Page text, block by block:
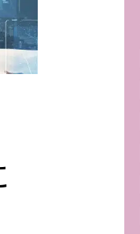
過去の芸能等活動の削除